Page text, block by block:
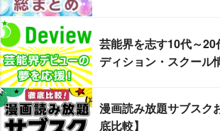
芸能界を志す10代～
ディション・スクール
漫画読み放題サブスク
底比較】